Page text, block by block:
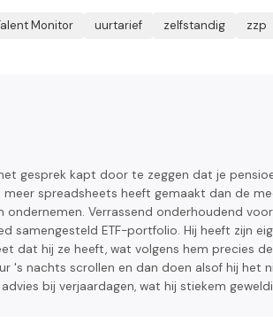
Monitor uurtarief zelfstandig zzp
gesprek kapt door te zeggen dat je
meer spreadsheets heeft gemaakt dan de
ondernemen. Verrassend onderhoudend
samengesteld ETF-portfolio. Hij heeft zijn
dat hij ze heeft, wat volgens hem precies
's nachts scrollen en dan doen alsof hij het
bij verjaardagen, wat hij stiekem